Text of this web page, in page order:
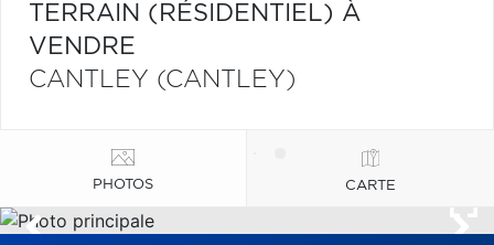
TERRAIN (RÉSIDENTIEL) À
VENDRE
CANTLEY (CANTLEY)
PHOTOS CARTE